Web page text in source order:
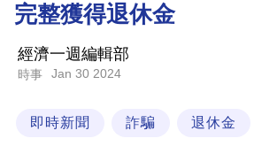
商
業
科
完整獲得退休金
經濟一週編輯部
時事 Jan 30 2024
即時新聞 詐騙 退休金